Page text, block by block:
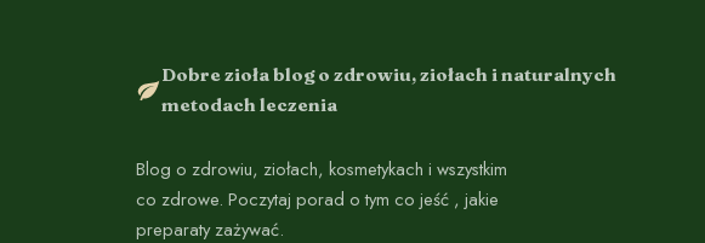
Dobre zioła blog o zdrowiu, ziołach i naturalnych
metodach leczenia
Blog o zdrowiu, ziołach, kosmetykach i wszystkim
co zdrowe. Poczytaj porad o tym co jeść , jakie
preparaty zażywać.